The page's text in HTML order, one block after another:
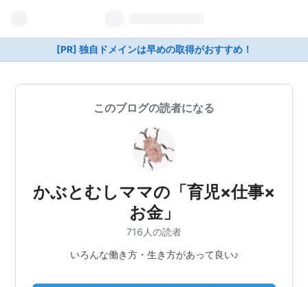
[PR] 独自ドメインは早めの取得がおすすめ！
このブログの読者になる
かぶとむしママの「育児×仕事×
お金」
716人の読者
いろんな働き方・生き方があって良い♪